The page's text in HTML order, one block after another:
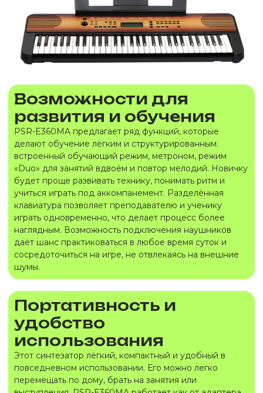
Возможности для
развития и обучения
PSR-E360MA предлагает ряд функций, которые
делают обучение лёгким и структурированным:
встроенный обучающий режим, метроном, режим
«Duo» для занятий вдвоём и повтор мелодий. Новичку
будет проще развивать технику, понимать ритм и
учиться играть под аккомпанемент. Разделённая
клавиатура позволяет преподавателю и ученику
играть одновременно, что делает процесс более
наглядным. Возможность подключения наушников
даёт шанс практиковаться в любое время суток и
сосредоточиться на игре, не отвлекаясь на внешние
шумы.
Портативность и
удобство
использования
Этот синтезатор лёгкий, компактный и удобный в
повседневном использовании. Его можно легко
перемещать по дому, брать на занятия или